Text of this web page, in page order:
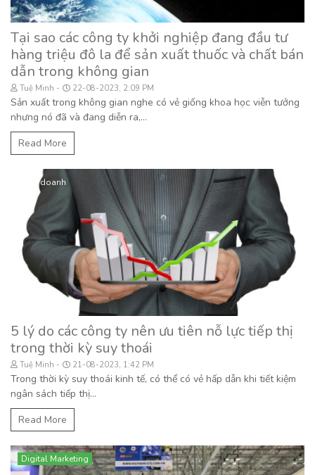
Tại sao các công ty khởi nghiệp đang đầu tư
hàng triệu đô la để sản xuất thuốc và chất bán
dẫn trong không gian
Tuệ Minh 22-08-2023, 2:09 PM
Sản xuất trong không gian nghe có vẻ giống khoa học viễn tưởng
nhưng nó đã và đang diễn ra,...
Read More
Kinh doanh
5 lý do các công ty nên ưu tiên nỗ lực tiếp thị
trong thời kỳ suy thoái
Tuệ Minh 21-08-2023, 1:42 PM
Trong thời kỳ suy thoái kinh tế, có thể có vẻ hấp dẫn khi tiết kiệm
ngân sách tiếp thị...
Read More
Digital Marketing